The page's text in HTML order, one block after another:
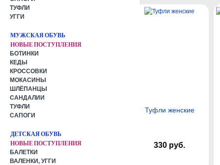
ТУФЛИ
УГГИ
МУЖСКАЯ ОБУВЬ
НОВЫЕ ПОСТУПЛЕНИЯ
БОТИНКИ
КЕДЫ
КРОССОВКИ
МОКАСИНЫ
ШЛЁПАНЦЫ
САНДАЛИИ
ТУФЛИ
САПОГИ
ДЕТСКАЯ ОБУВЬ
НОВЫЕ ПОСТУПЛЕНИЯ
БАЛЕТКИ
ВАЛЕНКИ, УГГИ
Туфли женские
330 руб.